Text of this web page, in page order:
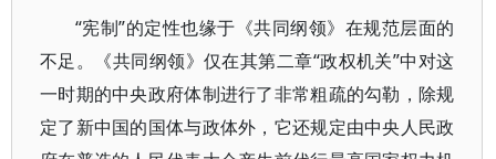
“宪制”的定性也缘于《共同纲领》在规范层面的
不足。《共同纲领》仅在其第二章“政权机关”中对这
一时期的中央政府体制进行了非常粗疏的勾勒，除规
定了新中国的国体与政体外，它还规定由中央人民政